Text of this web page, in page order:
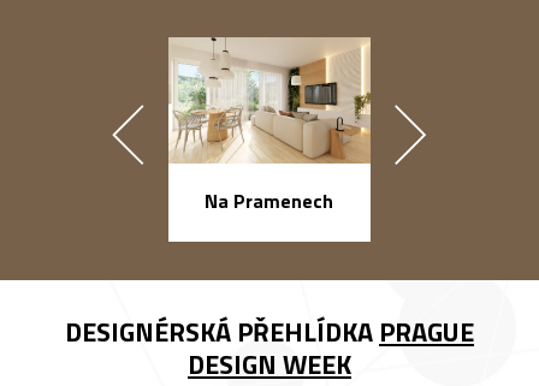
Na Pramenech
DESIGNÉRSKÁ PŘEHLÍDKA PRAGUE
DESIGN WEEK